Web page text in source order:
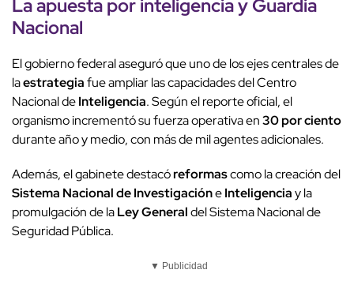
La apuesta porinteligenciayGuardia
Nacional
El gobierno federal aseguró que uno de los ejes centrales de
laestrategiafue ampliar las capacidades del Centro
Nacional deInteligencia. Según el reporte oficial, el
organismo incrementó su fuerza operativa en30 por ciento
durante año y medio, con más de mil agentes adicionales.
Además, el gabinete destacóreformascomo la creación del
Sistema Nacional de InvestigacióneInteligenciay la
promulgación de laLey Generaldel Sistema Nacional de
Seguridad Pública.
▼ Publicidad